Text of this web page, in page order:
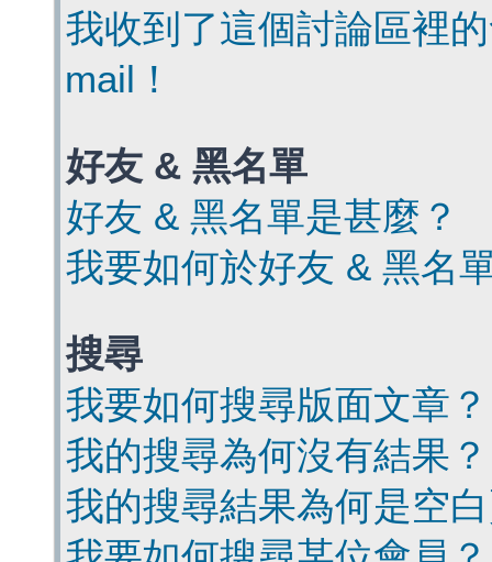
我收到了這個討論區裡
mail！
好友 & 黑名單
好友 & 黑名單是甚麼？
我要如何於好友 & 黑名
搜尋
我要如何搜尋版面文章？
我的搜尋為何沒有結果？
我的搜尋結果為何是空